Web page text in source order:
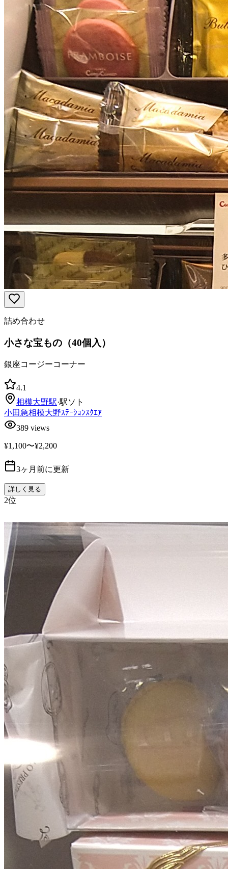
詰め合わせ
小さな宝もの（40個入）
銀座コージーコーナー
4.1
相模大野駅·駅ソト
小田急相模大野ｽﾃｰｼｮﾝｽｸｴｱ
389 views
¥1,100〜¥2,200
3ヶ月前に更新
詳しく見る
2位